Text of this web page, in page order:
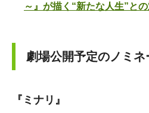
～』が描く“新たな人生”と
劇場公開予定のノミネ
『ミナリ』